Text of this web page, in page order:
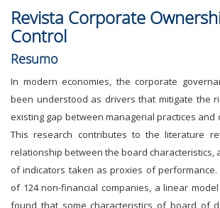
Revista Corporate
Control
Resumo
In modern economies, the corporate
been understood as drivers that mitigate the
existing gap between managerial practices and
This research contributes to the literature
relationship between the board characteristics,
of indicators taken as proxies of
of 124 non-financial companies, a linear
found that some characteristics of board of